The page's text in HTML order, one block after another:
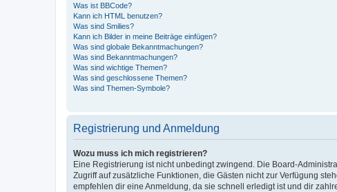
Was ist BBCode?
Kann ich HTML benutzen?
Was sind Smilies?
Kann ich Bilder in meine Beiträge einfügen?
Was sind globale Bekanntmachungen?
Was sind Bekanntmachungen?
Was sind wichtige Themen?
Was sind geschlossene Themen?
Was sind Themen-Symbole?
Registrierung und Anmeldung
Wozu muss ich mich registrieren?
Eine Registrierung ist nicht unbedingt zwingend. Die Board-
Zugriff auf zusätzliche Funktionen, die Gästen nicht zur Verfügung
empfehlen dir eine Anmeldung, da sie schnell erledigt ist und dir